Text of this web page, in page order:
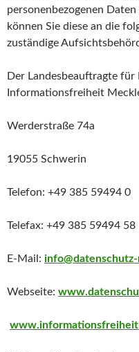
personenbezogenen
können Sie diese an die
zuständige
Der Landesbeauftragte für
Informationsfreiheit
Werderstraße 74a
19055 Schwerin
Telefon: +49 385 59494 0
Telefax: +49 385 59494 58
E-Mail: info@datenschutz-
Webseite: